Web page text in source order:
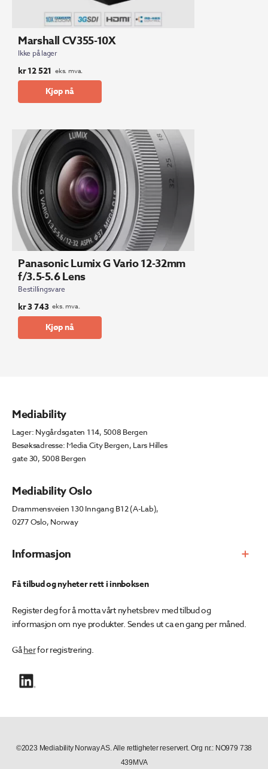
Marshall CV355-10X
Ikke på lager
kr12 521 eks. mva.
Kjøp nå
Panasonic Lumix G Vario 12-32mm
f/3.5-5.6 Lens
Bestillingsvare
kr3 743 eks. mva.
Kjøp nå
Informasjon
Mediability
Lager: Nygårdsgaten 114, 5008 Bergen
Besøksadresse: Media City Bergen, Lars Hilles
gate 30, 5008 Bergen
Mediability Oslo
Drammensveien 130 Inngang B12 (A-Lab),
0277 Oslo, Norway
Få tilbud og nyheter rett i innboksen
Register deg for å motta vårt nyhetsbrev med tilbud og
informasjon om nye produkter. Sendes ut ca en gang per måned.
Gåherfor registrering.
©2023 Mediability Norway AS. Alle rettigheter reservert. Org nr.: NO979 738
439MVA